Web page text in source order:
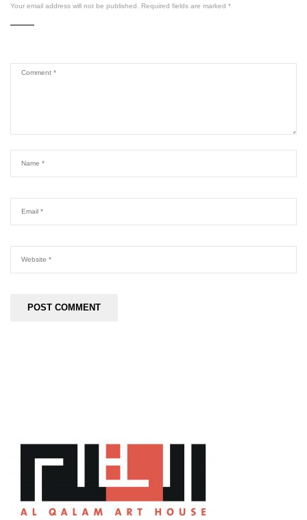
Your email address will not be published. Required fields are marked *